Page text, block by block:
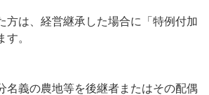
は、経営継承した場合に「特例付加
。
義の農地等を後継者またはその配偶